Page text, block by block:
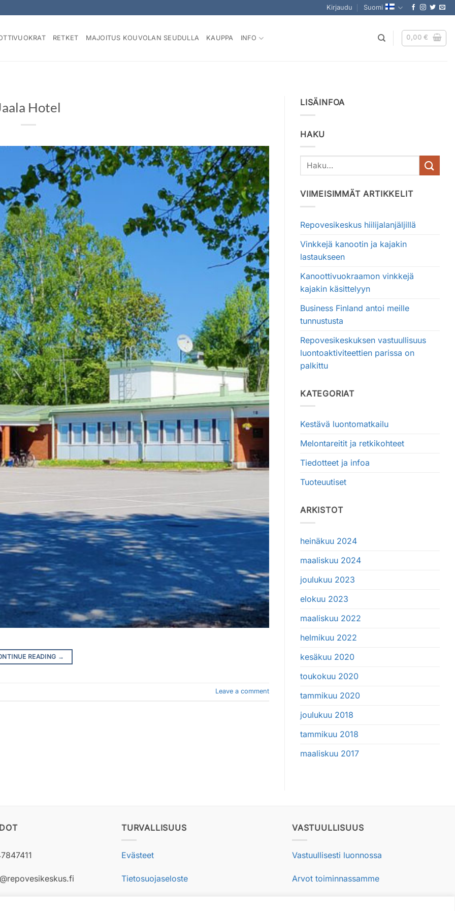
Kirjaudu Suomi
RETKET MAJOITUS KOUVOLAN SEUDULLA KAUPPA INFO 0,00€
Hotel
READING →
Leave a comment
LISÄINFOA
HAKU
VIIMEISIMMÄT ARTIKKELIT
Repovesikeskus hiilijalanjäljillä
Vinkkejä kanootin ja kajakin
lastaukseen
Kanoottivuokraamon vinkkejä
kajakin käsittelyyn
Business Finland antoi meille
tunnustusta
Repovesikeskuksen vastuullisuus
luontoaktiviteettien parissa on
palkittu
KATEGORIAT
Kestävä luontomatkailu
Melontareitit ja retkikohteet
Tiedotteet ja infoa
Tuoteuutiset
ARKISTOT
heinäkuu 2024
maaliskuu 2024
joulukuu 2023
elokuu 2023
maaliskuu 2022
helmikuu 2022
kesäkuu 2020
toukokuu 2020
tammikuu 2020
joulukuu 2018
tammikuu 2018
maaliskuu 2017
TURVALLISUUS
Evästeet
Tietosuojaseloste
VASTUULLISUUS
Vastuullisesti luonnossa
Arvot toiminnassamme